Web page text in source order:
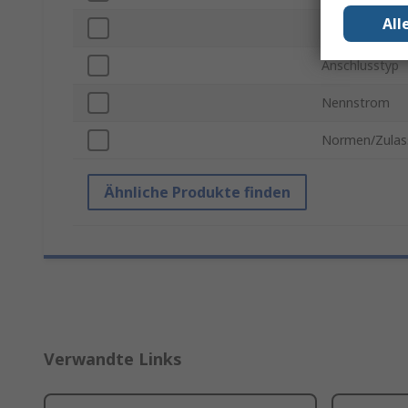
Kontakt
Anschlusstyp
Nennstrom
Normen/
Ähnliche Produkte finden
Verwandte Links